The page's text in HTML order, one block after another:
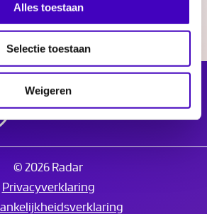
Alles toestaan
Selectie toestaan
Weigeren
© 2026 Radar
Privacyverklaring